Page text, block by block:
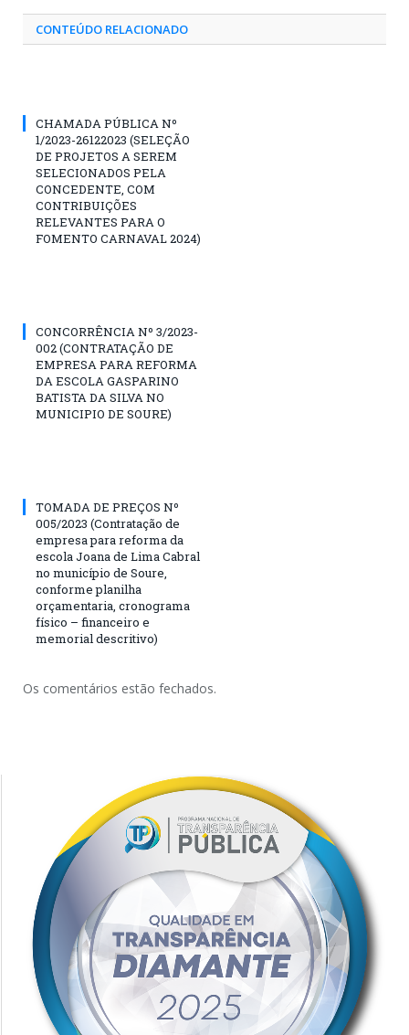
CONTEÚDO RELACIONADO
CHAMADA PÚBLICA Nº
1/2023-26122023 (SELEÇÃO
DE PROJETOS A SEREM
SELECIONADOS PELA
CONCEDENTE, COM
CONTRIBUIÇÕES
RELEVANTES PARA O
FOMENTO CARNAVAL 2024)
CONCORRÊNCIA Nº 3/2023-
002 (CONTRATAÇÃO DE
EMPRESA PARA REFORMA
DA ESCOLA GASPARINO
BATISTA DA SILVA NO
MUNICIPIO DE SOURE)
TOMADA DE PREÇOS Nº
005/2023 (Contratação de
empresa para reforma da
escola Joana de Lima Cabral
no município de Soure,
conforme planilha
orçamentaria, cronograma
físico – financeiro e
memorial descritivo)
Os comentários estão fechados.